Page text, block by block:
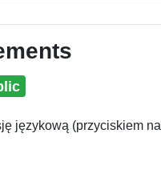
językową (przyciskiem na